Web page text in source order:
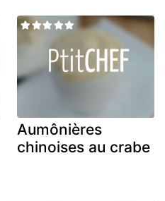
Aumônières
chinoises au crabe